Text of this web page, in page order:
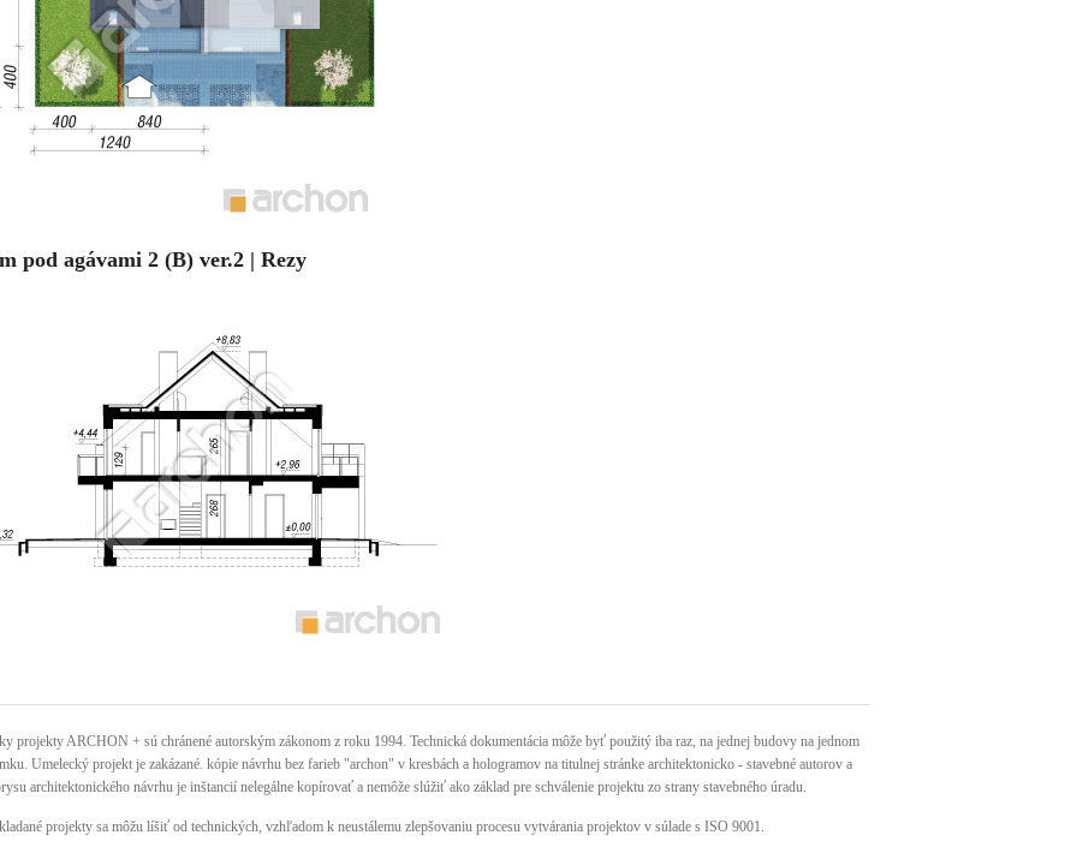
pod agávami 2 (B) ver.2 | Rezy
projekty ARCHON + sú chránené autorským zákonom z roku 1994. Technická dokumentácia môže byť použitý iba raz, na jednej budovy na jednom
Umelecký projekt je zakázané. kópie návrhu bez farieb "archon" v kresbách a hologramov na titulnej stránke architektonicko - stavebné autorov a
architektonického návrhu je inštancií nelegálne kopírovať a nemôže slúžiť ako základ pre schválenie projektu zo strany stavebného úradu.
projekty sa môžu líšiť od technických, vzhľadom k neustálemu zlepšovaniu procesu vytvárania projektov v súlade s ISO 9001.